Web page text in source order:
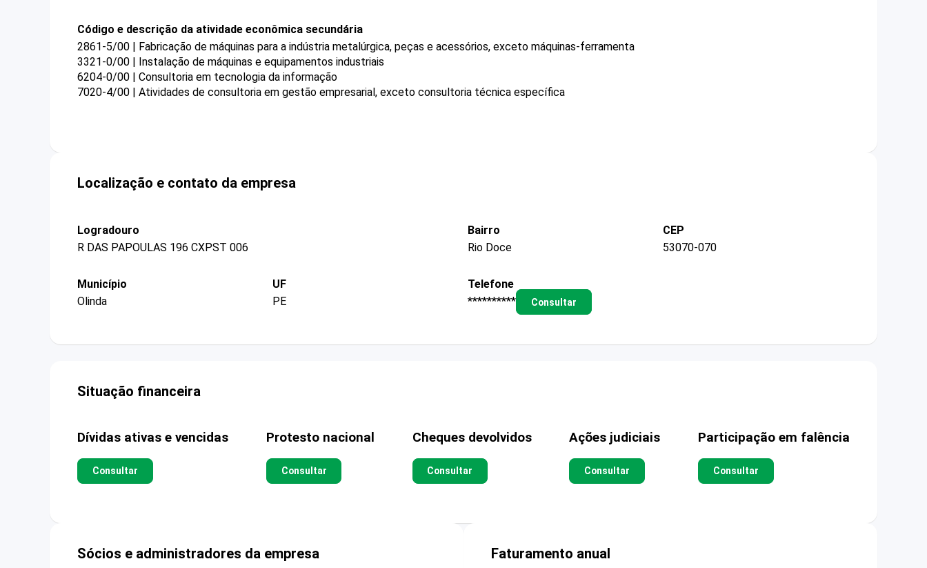
Código e descrição da atividade econômica secundária
2861-5/00 | Fabricação de máquinas para a indústria metalúrgica, peças e acessórios, exceto máquinas-ferramenta
3321-0/00 | Instalação de máquinas e equipamentos industriais
6204-0/00 | Consultoria em tecnologia da informação
7020-4/00 | Atividades de consultoria em gestão empresarial, exceto consultoria técnica específica
Localização e contato da empresa
Logradouro
R DAS PAPOULAS 196 CXPST 006
Bairro
Rio Doce
CEP
53070-070
Município
Olinda
UF
PE
Telefone
**********
Consultar
Situação financeira
Dívidas ativas e vencidas
Consultar
Protesto nacional
Consultar
Cheques devolvidos
Consultar
Ações judiciais
Consultar
Participação em falência
Consultar
Sócios e administradores da empresa Faturamento anual